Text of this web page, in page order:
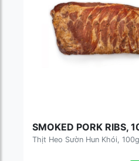
SMOKED PORK RIBS,
Thịt Heo Sườn Hun Khói,